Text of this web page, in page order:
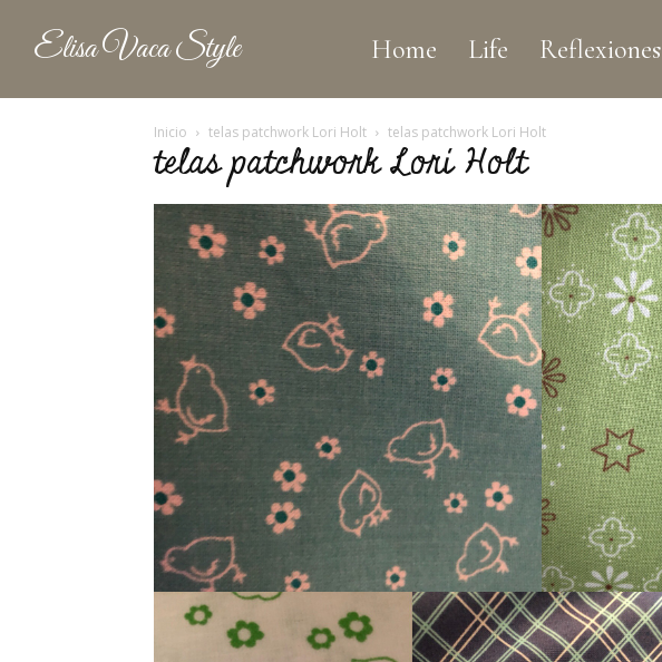
Elisa Vaca Style Home Life Reflexiones
Inicio telas patchwork Lori Holt telas patchwork Lori Holt
telas patchwork Lori Holt